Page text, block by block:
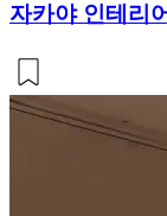
자카야 인테리어